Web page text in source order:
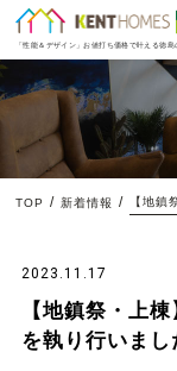
「性能＆デザイン」 お値打ち価格で叶える徳島
TOP 新着情報 【地
2023.11.17
【地鎮祭・上
を執り行いまし